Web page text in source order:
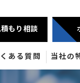
もり相談
ある質問 当社の